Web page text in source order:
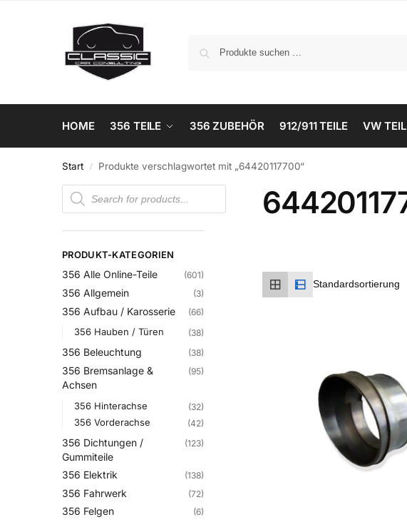
HOME 356 TEILE 356 ZUBEHÖR 912/911 TEILE VW
Start / Produkte verschlagwortet mit „64420117700“
PRODUKT-KATEGORIEN
356 Alle Online-Teile (601)
356 Allgemein (3)
356 Aufbau / Karosserie (66)
356 Hauben / Türen (38)
356 Beleuchtung (38)
356 Bremsanlage &
Achsen
(95)
356 Hinterachse (32)
356 Vorderachse (42)
356 Dichtungen /
Gummiteile
(123)
356 Elektrik (138)
356 Fahrwerk (72)
356 Felgen (6)